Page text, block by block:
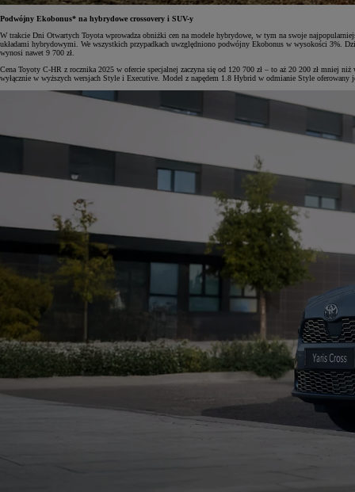
105 300 zł
Corolla Hatchback
Podwójny Ekobonus* na hybrydowe crossovery i SUV-y
W trakcie Dni Otwartych Toyota wprowadza obniżki cen na modele hybrydowe, w tym na swoje
układami hybrydowymi. We wszystkich przypadkach uwzględniono podwójny Ekobonus w wysokości 3%.
wynosi nawet 9 700 zł.
Cena Toyoty C-HR z rocznika 2025 w ofercie specjalnej zaczyna się od 120 700 zł – to aż 20 200 zł mniej
wyłącznie w wyższych wersjach Style i Executive. Model z napędem 1.8 Hybrid w odmianie Style oferowany